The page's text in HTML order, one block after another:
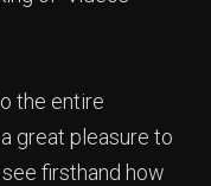
the entire
great pleasure to
firsthand how